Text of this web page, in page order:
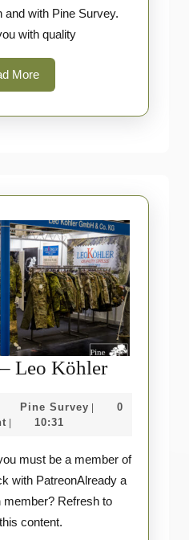
and with Pine Survey.
with quality
MoreRead
More
Leo KöhlerIWA
Köhler
Pine Survey Pine
0
10:31
with PatreonAlready a
member? Refresh to
content.